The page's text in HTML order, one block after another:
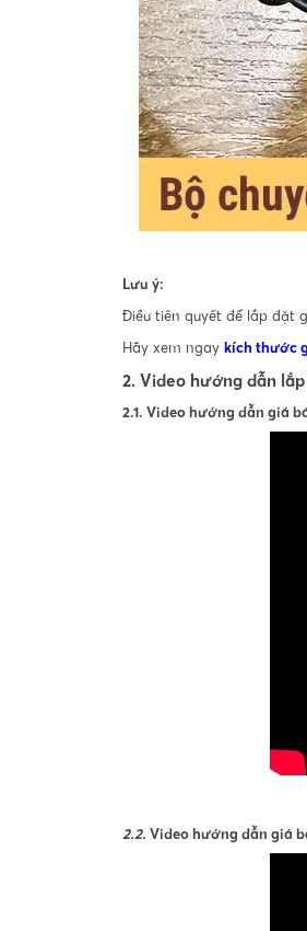
Lưu ý:
Điều tiên quyết để lắp đặt
Hãy xem ngay kích thước
2. Video hướng dẫn
2.1. Video hướng dẫn giá
2.2. Video hướng dẫn giá